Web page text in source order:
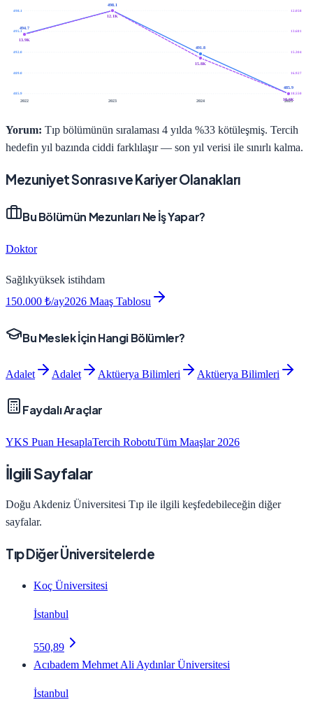
498.1 12.058
495.1 13.681
492.0 15.304
489.0 16.927
485.9
18.550
2022
2023 2024 2025
494.7
498.1
491.8
485.9
13.9K
12.1K
15.8K
18.6K
Yorum: Tıp bölümünün sıralaması 4 yılda %33 kötüleşmiş. Tercih
hedefin yıl bazında ciddi farklılaşır — son yıl verisi ile sınırlı kalma.
Mezuniyet Sonrası ve Kariyer Olanakları
Bu Bölümün Mezunları Ne İş Yapar?
Doktor
Sağlıkyüksek istihdam
150.000 ₺/ay2026 Maaş Tablosu
Bu Meslek İçin Hangi Bölümler?
Adalet Adalet Aktüerya Bilimleri Aktüerya Bilimleri
Faydalı Araçlar
YKS Puan HesaplaTercih RobotuTüm Maaşlar 2026
İlgili Sayfalar
Doğu Akdeniz Üniversitesi Tıp ile ilgili keşfedebileceğin diğer
sayfalar.
Tıp Diğer Üniversitelerde
Koç Üniversitesi
İstanbul
550,89
Acıbadem Mehmet Ali Aydınlar Üniversitesi
İstanbul